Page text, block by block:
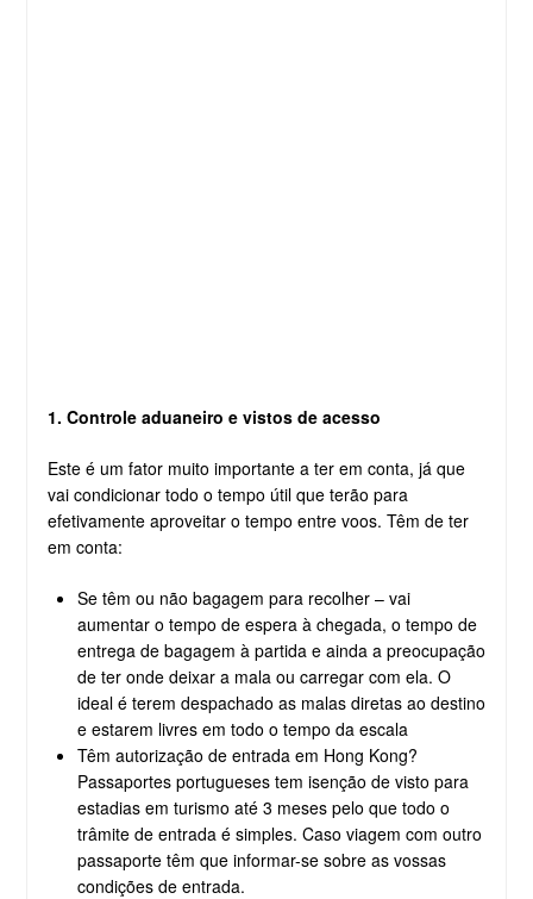
1. Controle aduaneiro e vistos de acesso
Este é um fator muito importante a ter em conta, já que
vai condicionar todo o tempo útil que terão para
efetivamente aproveitar o tempo entre voos. Têm de ter
em conta:
Se têm ou não bagagem para recolher – vai
aumentar o tempo de espera à chegada, o tempo de
entrega de bagagem à partida e ainda a preocupação
de ter onde deixar a mala ou carregar com ela. O
ideal é terem despachado as malas diretas ao destino
e estarem livres em todo o tempo da escala
Têm autorização de entrada em Hong Kong?
Passaportes portugueses tem isenção de visto para
estadias em turismo até 3 meses pelo que todo o
trâmite de entrada é simples. Caso viagem com outro
passaporte têm que informar-se sobre as vossas
condições de entrada.